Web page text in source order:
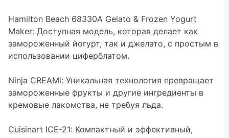
Hamilton Beach 68330A Gelato & Frozen Yogurt
Maker: Доступная модель, которая делает как
замороженный йогурт, так и джелато, с простым в
использовании циферблатом.
Ninja CREAMi: Уникальная технология превращает
замороженные фрукты и другие ингредиенты в
кремовые лакомства, не требуя льда.
Cuisinart ICE-21: Компактный и эффективный,